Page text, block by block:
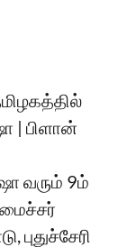
| பிளான்
வரும் 9ம்